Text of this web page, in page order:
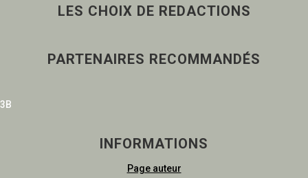
LES CHOIX DE REDACTIONS
PARTENAIRES RECOMMANDÉS
3B
INFORMATIONS
Page auteur